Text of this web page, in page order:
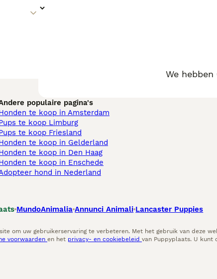
We
populaire pagina's
te koop in Amsterdam
te koop Limburg​
te koop Friesland​
te koop in Gelderland
te koop in Den Haag
te koop in Enschede
hond in Nederland
MundoAnimalia Annunci Animali Lancaster Puppies
om uw gebruikerservaring te verbeteren. Met het gebruik van deze
voorwaarden en het privacy- en cookiebeleid van Puppyplaats. U kunt